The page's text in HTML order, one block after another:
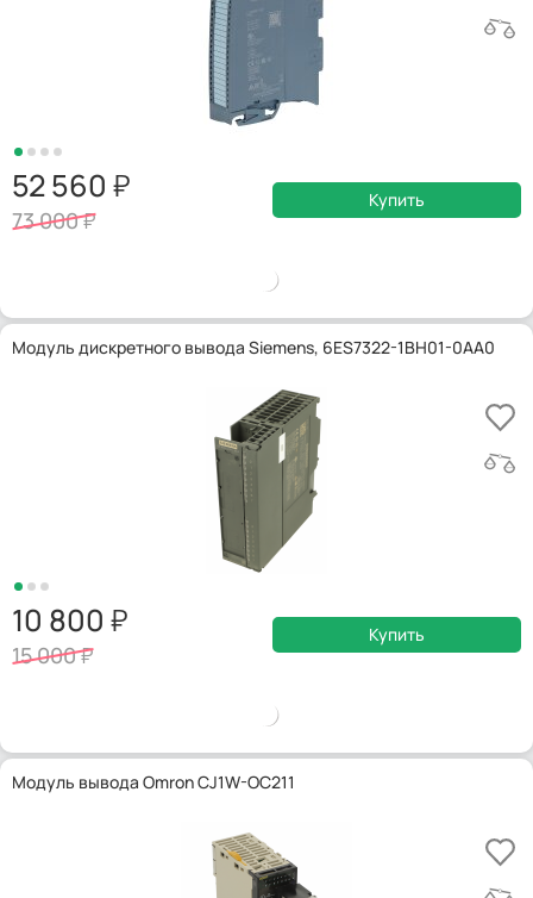
52 560
73 000
Купить
Модуль дискретного вывода Siemens, 6ES7322-1BH01-0AA0
10 800
15 000
Купить
Модуль вывода Omron CJ1W-OC211